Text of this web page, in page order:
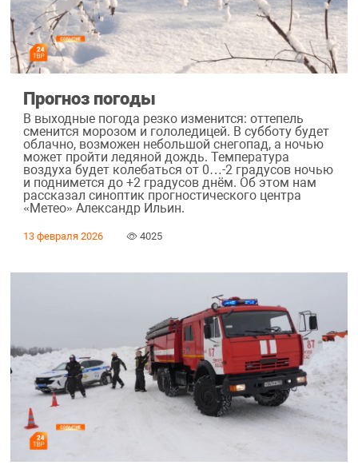
Прогноз погоды
В выходные погода резко изменится: оттепель
сменится морозом и гололедицей. В субботу будет
облачно, возможен небольшой снегопад, а ночью
может пройти ледяной дождь. Температура
воздуха будет колебаться от 0…-2 градусов ночью
и поднимется до +2 градусов днём. Об этом нам
рассказал синоптик прогностического центра
«Метео» Александр Ильин.
13 февраля 2026 4025